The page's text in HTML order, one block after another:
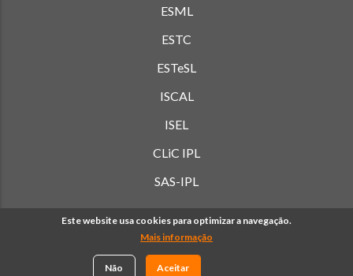
ESML
ESTC
ESTeSL
ISCAL
ISEL
CLiC IPL
SAS-IPL
© Copyright Politécnico de Lisboa 2019-
direitos reservados. |Política de Privacidade
Este website usa cookies para optimizar a navegação.
Mais informação
Aceitar
Não